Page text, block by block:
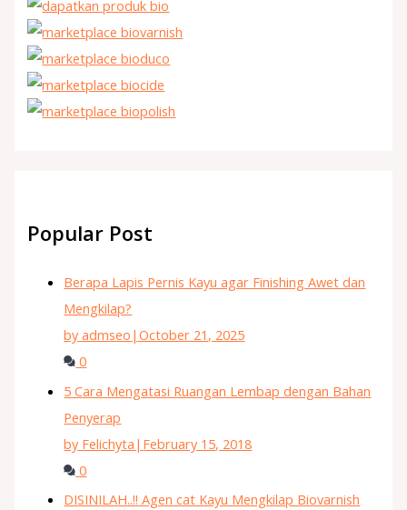
Popular Post
Berapa Lapis Pernis Kayu agar Finishing Awet dan
Mengkilap?
by admseo |October 21, 2025
0
5 Cara Mengatasi Ruangan Lembap dengan Bahan
Penyerap
by Felichyta | February 15, 2018
0
DISINILAH..!! Agen cat Kayu Mengkilap Biovarnish